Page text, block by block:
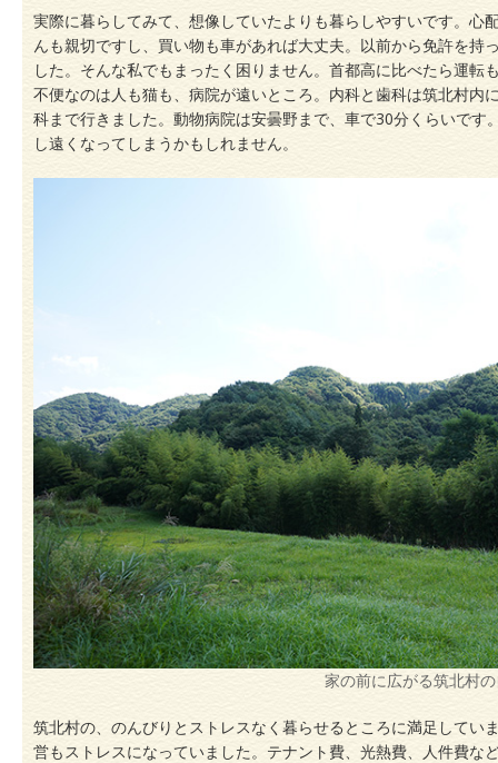
実際に暮らしてみて、想像していたよりも暮らしやすいです。心
んも親切ですし、買い物も車があれば大丈夫。以前から免許を持
した。そんな私でもまったく困りません。首都高に比べたら運転
不便なのは人も猫も、病院が遠いところ。内科と歯科は筑北村内
科まで行きました。動物病院は安曇野まで、車で30分くらいです
し遠くなってしまうかもしれません。
家の前に広がる筑北村
筑北村の、のんびりとストレスなく暮らせるところに満足してい
営もストレスになっていました。テナント費、光熱費、人件費な